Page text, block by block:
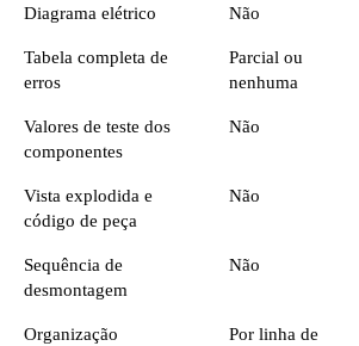
Diagrama elétrico Não
Tabela completa de
erros
Parcial ou
nenhuma
Valores de teste dos
componentes
Não
Vista explodida e
código de peça
Não
Sequência de
desmontagem
Não
Organização
Por linha de